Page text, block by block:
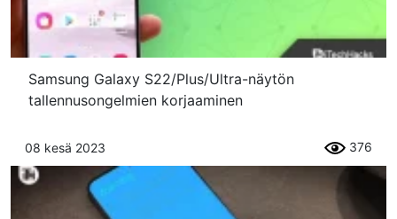
Samsung Galaxy S22/Plus/Ultra-näytön
tallennusongelmien korjaaminen
08 kesä 2023 376